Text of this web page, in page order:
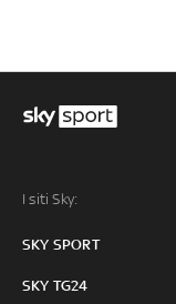
I siti Sky:
SKY SPORT
SKY TG24